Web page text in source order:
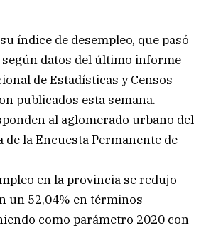
índice de desempleo, que pasó
según datos del último informe
de Estadísticas y Censos
publicados esta semana.
al aglomerado urbano del
de la Encuesta Permanente de
en la provincia se redujo
un 52,04% en términos
como parámetro 2020 con